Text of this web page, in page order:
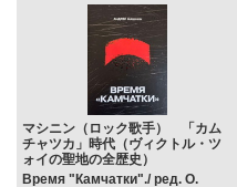
マシニン（ロック歌手） 「カム
チャツカ」時代（ヴィクトル・ツ
ォイの聖地の全歴史）
Время "Камчатки"./ ред. О.